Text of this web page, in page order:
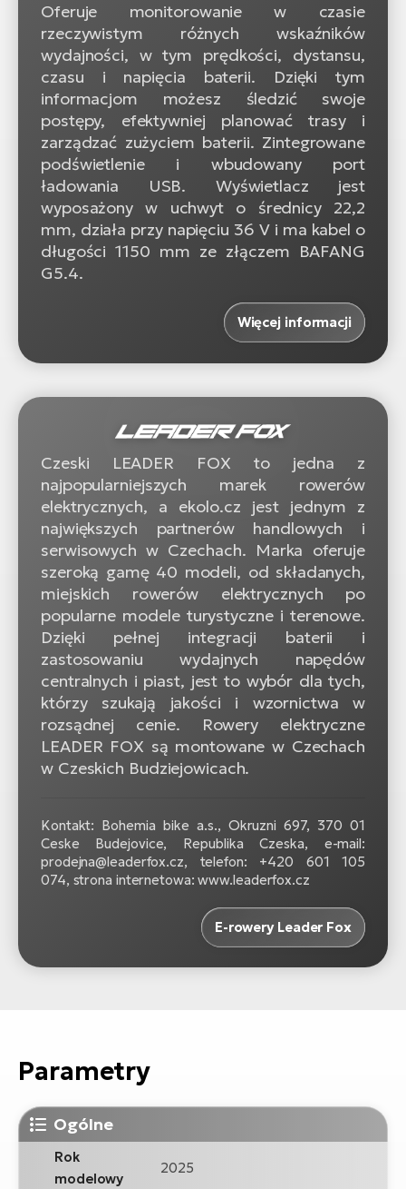
Oferuje monitorowanie w czasie
rzeczywistym różnych wskaźników
wydajności, w tym prędkości, dystansu,
czasu i napięcia baterii. Dzięki tym
informacjom możesz śledzić swoje
postępy, efektywniej planować trasy i
zarządzać zużyciem baterii. Zintegrowane
podświetlenie i wbudowany port
ładowania USB. Wyświetlacz jest
wyposażony w uchwyt o średnicy 22,2
mm, działa przy napięciu 36 V i ma kabel o
długości 1150 mm ze złączem BAFANG
G5.4.
Więcej informacji
Czeski LEADER FOX to jedna z
najpopularniejszych marek rowerów
elektrycznych, a ekolo.cz jest jednym z
największych partnerów handlowych i
serwisowych w Czechach. Marka oferuje
szeroką gamę 40 modeli, od składanych,
miejskich rowerów elektrycznych po
popularne modele turystyczne i terenowe.
Dzięki pełnej integracji baterii i
zastosowaniu wydajnych napędów
centralnych i piast, jest to wybór dla tych,
którzy szukają jakości i wzornictwa w
rozsądnej cenie. Rowery elektryczne
LEADER FOX są montowane w Czechach
w Czeskich Budziejowicach.
Kontakt: Bohemia bike a.s., Okruzni 697, 370 01
Ceske Budejovice, Republika Czeska, e-mail:
prodejna@leaderfox.cz, telefon: +420 601 105
074, strona internetowa: www.leaderfox.cz
E-rowery Leader Fox
Parametry
Ogólne
Rok
modelowy
2025